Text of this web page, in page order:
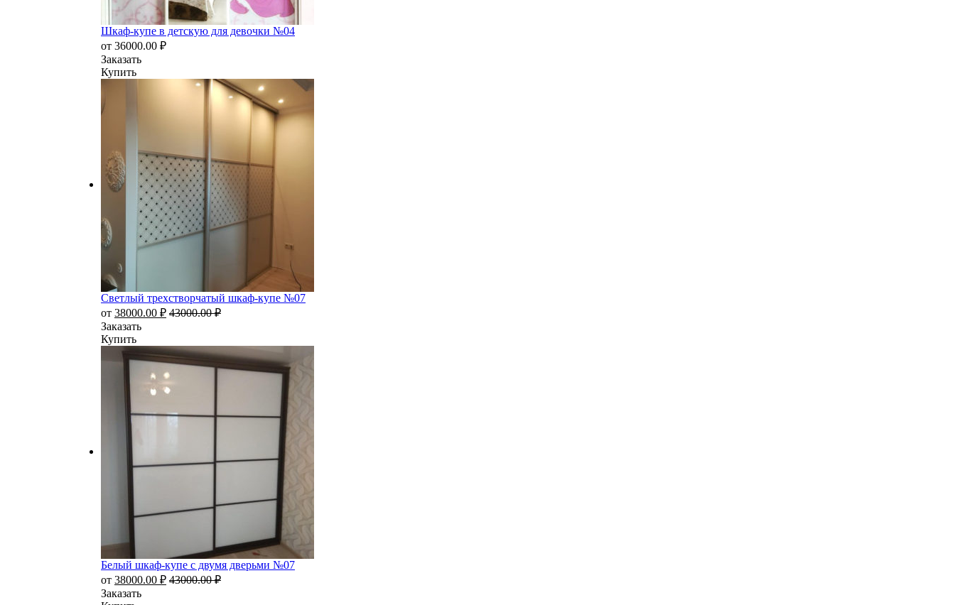
Шкаф-купе в детскую для девочки №04
от 36000.00 ₽
Заказать
Купить
Светлый трехстворчатый шкаф-купе №07
от 38000.00 ₽ 43000.00₽
Заказать
Купить
Белый шкаф-купе с двумя дверьми №07
от 38000.00 ₽ 43000.00₽
Заказать